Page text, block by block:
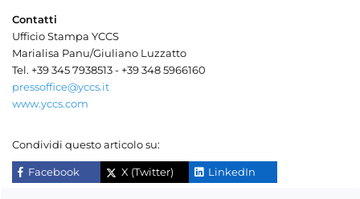
Contatti
Ufficio Stampa YCCS
Marialisa Panu/Giuliano Luzzatto
Tel. +39 345 7938513 - +39 348 5966160
pressoffice@yccs.it
www.yccs.com
Condividi questo articolo su:
Facebook X (Twitter) LinkedIn